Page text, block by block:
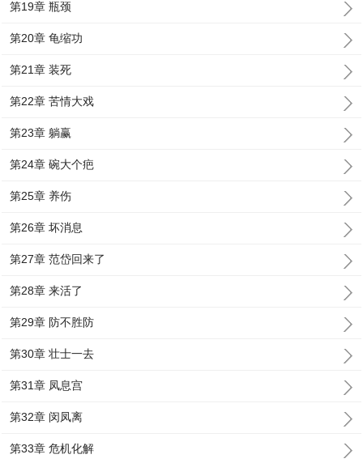
第19章 瓶颈
第20章 龟缩功
第21章 装死
第22章 苦情大戏
第23章 躺赢
第24章 碗大个疤
第25章 养伤
第26章 坏消息
第27章 范岱回来了
第28章 来活了
第29章 防不胜防
第30章 壮士一去
第31章 凤息宫
第32章 闵凤离
第33章 危机化解